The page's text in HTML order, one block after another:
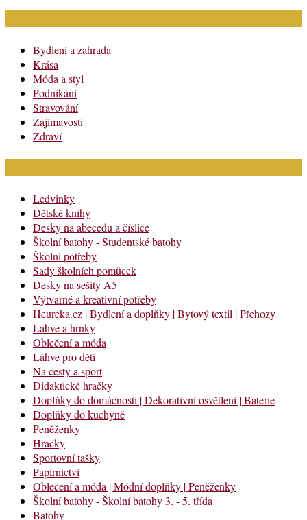
Bydlení a zahrada
Krása
Móda a styl
Podnikání
Stravování
Zajímavosti
Zdraví
Ledvinky
Dětské knihy
Desky na abecedu a číslice
Školní batohy - Studentské batohy
Školní potřeby
Sady školních pomůcek
Desky na sešity A5
Výtvarné a kreativní potřeby
Heureka.cz | Bydlení a doplňky | Bytový textil | Přehozy
Láhve a hrnky
Oblečení a móda
Láhve pro děti
Na cesty a sport
Didaktické hračky
Doplňky do domácnosti | Dekorativní osvětlení | Baterie
Doplňky do kuchyně
Peněženky
Hračky
Sportovní tašky
Papírnictví
Oblečení a móda | Módní doplňky | Peněženky
Školní batohy - Školní batohy 3. - 5. třída
Batohy